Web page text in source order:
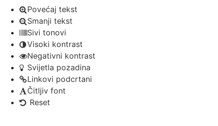
Povećaj tekst
Smanji tekst
Sivi tonovi
Visoki kontrast
Negativni kontrast
Svijetla pozadina
Linkovi podcrtani
Čitljiv font
Reset